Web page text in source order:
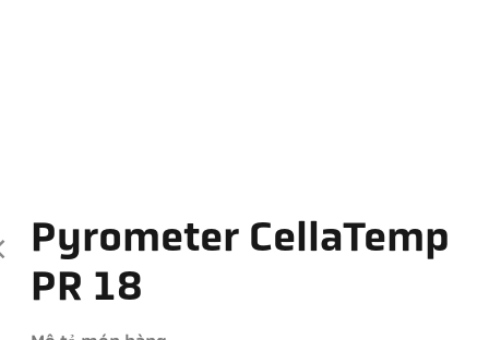
Pyrometer CellaTemp
PR 18